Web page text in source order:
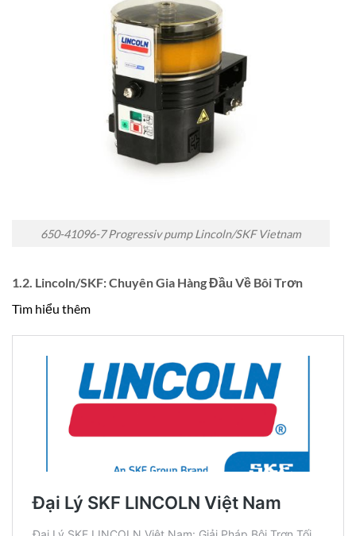
650-41096-7 Progressiv pump Lincoln/SKF Vietnam
1.2. Lincoln/SKF: Chuyên Gia Hàng Đầu Về Bôi Trơn
Tìm hiểu thêm